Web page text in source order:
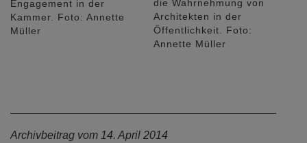
Engagement in der
Kammer. Foto: Annette
Müller
die Wahrnehmung von
Architekten in der
Öffentlichkeit. Foto:
Annette Müller
Archivbeitrag vom 14. April 2014